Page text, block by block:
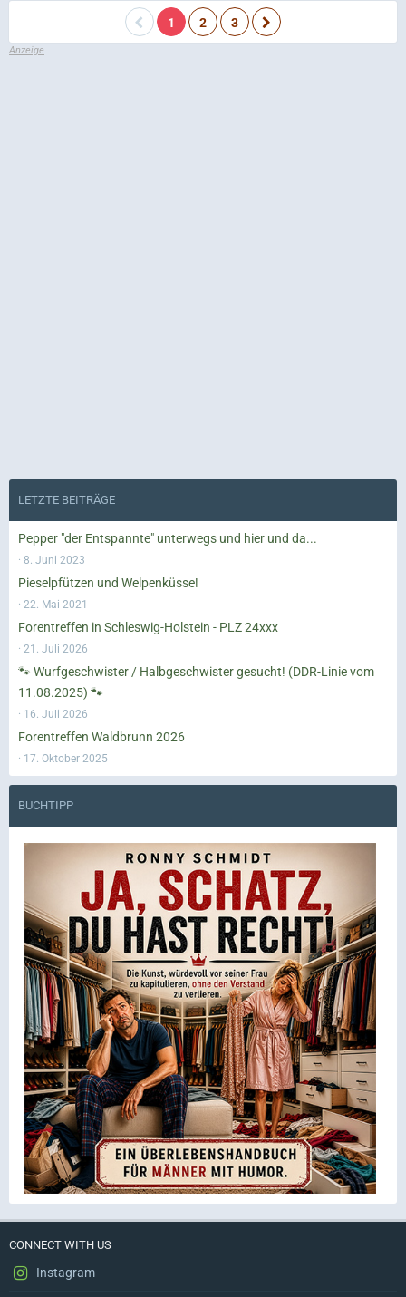
1 2 3
LETZTE BEITRÄGE
Pepper "der Entspannte" unterwegs und hier und da...
8. Juni 2023
Pieselpfützen und Welpenküsse!
22. Mai 2021
Forentreffen in Schleswig-Holstein - PLZ 24xxx
21. Juli 2026
🐾 Wurfgeschwister / Halbgeschwister gesucht! (DDR-Linie vom
11.08.2025) 🐾
16. Juli 2026
Forentreffen Waldbrunn 2026
17. Oktober 2025
BUCHTIPP
CONNECT WITH US
Instagram